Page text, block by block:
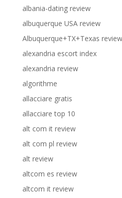
albania-dating review
albuquerque USA review
Albuquerque+TX+Texas review
alexandria escort index
alexandria review
algorithme
allacciare gratis
allacciare top 10
alt com it review
alt com pl review
alt review
altcom es review
altcom it review